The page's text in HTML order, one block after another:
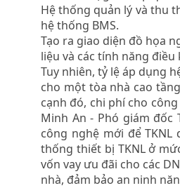
Hệ thống quản lý và thu
hệ thống BMS.
Tạo ra giao diện đồ họa
liệu và các tính năng điều
Tuy nhiên, tỷ lệ áp dụng
cho một tòa nhà cao
cạnh đó, chi phí cho
Minh An - Phó giám đốc
công nghệ mới để
thống thiết bị TKNL ở
vốn vay ưu đãi cho các
nhà, đảm bảo an ninh